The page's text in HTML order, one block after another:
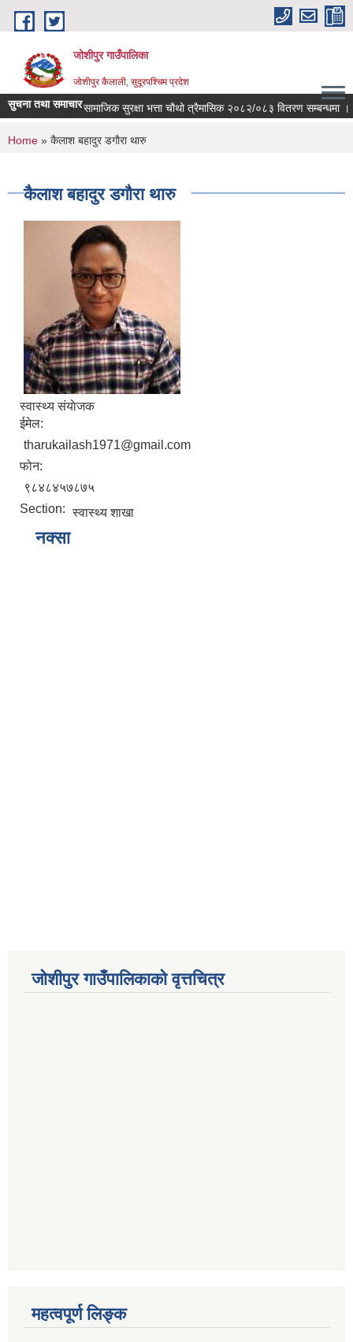
Skip to main content
जोशीपुर गाउँपालिका
जोशीपुर कैलाली, सुदूरपश्चिम प्रदेश
सुचना तथा समाचारसामाजिक सुरक्षा भत्ता चौथो त्रैमासिक २०८२/०८३ वितरण सम्बन्धमा ।
You are here
Home » कैलाश बहादुर डगाैरा थारु
कैलाश बहादुर डगाैरा थारु
स्वास्थ्य संयाेजक
ईमेल:
tharukailash1971@gmail.com
फोन:
९८४८४५७८७५
Section: स्वास्थ्य शाखा
नक्सा
जोशीपुर गाउँपालिकाको वृत्तचित्र
महत्वपूर्ण लि‍‍‍‍‍‌ङ्क